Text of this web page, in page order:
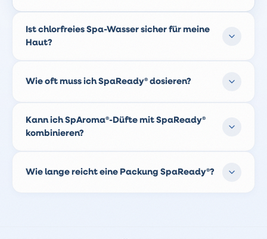
Ist chlorfreies Spa-Wasser sicher für meine
Haut?
keinen Aktivsauerstoff. Menschen mit empfindlicher
Wie oft muss ich SpaReady® dosieren?
es ratsam, etwa alle zwei Wochen rund 10 % des
Wassers zu wechseln. Die Filterpumpe sollte
mindestens 6–8 Stunden pro Tag laufen.
Kann ich SpAroma®-Düfte mit SpaReady®
kombinieren?
um perfekt mit dem SpaReady®-System
Wie lange reicht eine Packung SpaReady®?